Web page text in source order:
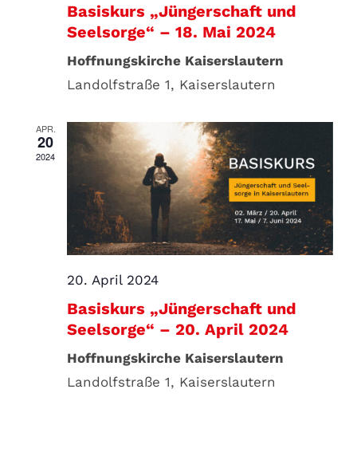
Basiskurs „Jüngerschaft und
Seelsorge“ – 18. Mai 2024
Hoffnungskirche Kaiserslautern
Landolfstraße 1, Kaiserslautern
APR.
20
2024
20. April 2024
Basiskurs „Jüngerschaft und
Seelsorge“ – 20. April 2024
Hoffnungskirche Kaiserslautern
Landolfstraße 1, Kaiserslautern